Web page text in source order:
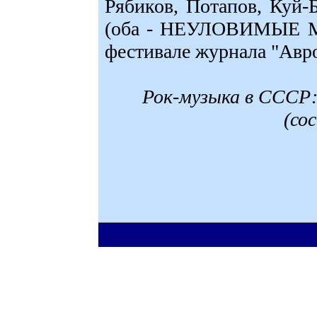
Рябиков, Потапов,
(оба - НЕУЛОВИМЫЕ
фестивале журнала
Рок-музыка в СССР: